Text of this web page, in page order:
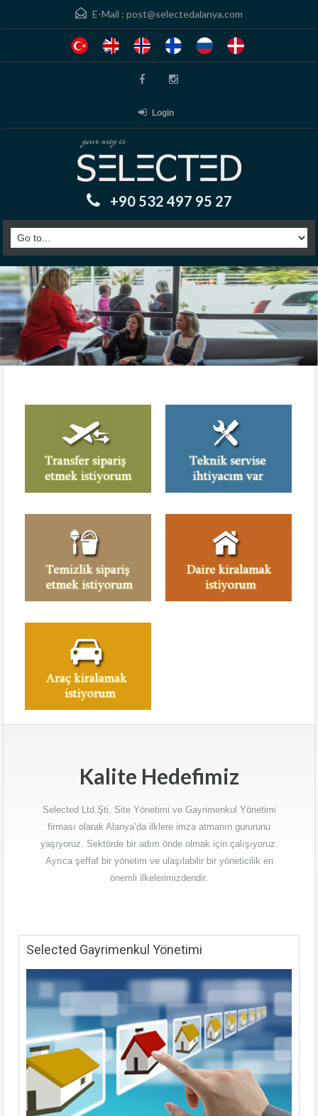
E-Mail : post@selectedalanya.com
Login
+90 532 497 95 27
Kalite Hedefimiz
Selected Ltd.Şti. Site Yönetimi ve Gayrimenkul Yönetimi
firması olarak Alanya’da ilklere imza atmanın gururunu
yaşıyoruz. Sektörde bir adım önde olmak için çalışıyoruz.
Ayrıca şeffaf bir yönetim ve ulaşılabilir bir yöneticilik en
önemli ilkelerimizdendir.
Selected Gayrimenkul Yönetimi